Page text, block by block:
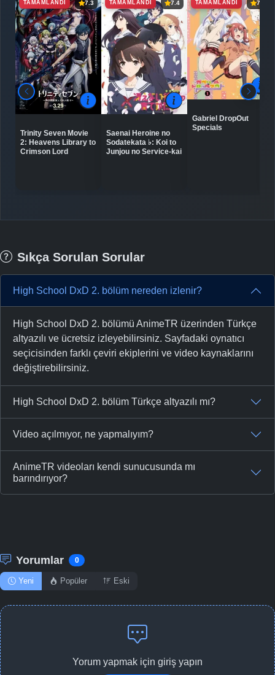
TAMAMLANDI 7.3
Trinity Seven Movie
2: Heavens Library to
Crimson Lord
TAMAMLANDI 7.4
Saenai Heroine no
Sodatekata ♭: Koi to
Junjou no Service-kai
TAMAMLANDI 7.6
Gabriel DropOut
Specials
Sıkça Sorulan Sorular
High School DxD 2. bölüm nereden izlenir?
High School DxD 2. bölümü AnimeTR üzerinden Türkçe
altyazılı ve ücretsiz izleyebilirsiniz. Sayfadaki oynatıcı
seçicisinden farklı çeviri ekiplerini ve video kaynaklarını
değiştirebilirsiniz.
High School DxD 2. bölüm Türkçe altyazılı mı?
Video açılmıyor, ne yapmalıyım?
AnimeTR videoları kendi sunucusunda mı
barındırıyor?
Yorumlar 0
Yeni Popüler Eski
Yorum yapmak için giriş yapın